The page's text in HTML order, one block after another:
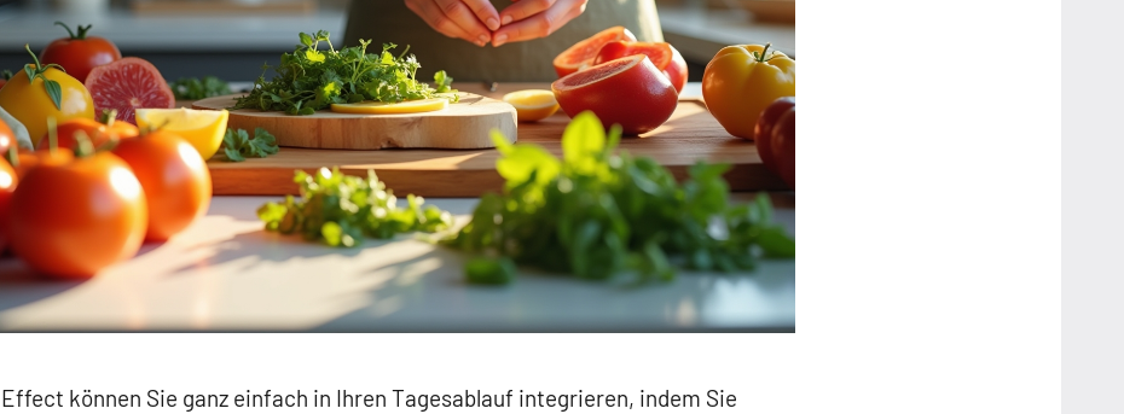
Effect können Sie ganz einfach in Ihren Tagesablauf integrieren, indem Sie